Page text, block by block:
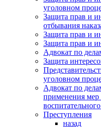
уголовном
Защита прав и
отбывания
Защита прав и
Защита прав и
Адвокат по
Защита
уголовном
Адвокат по
применения мер
Преступления
назад